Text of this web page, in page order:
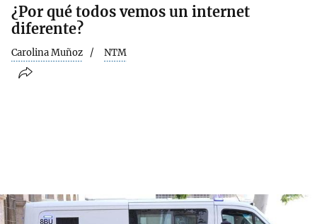
¿Por qué todos vemos un internet
diferente?
Carolina Muñoz NTM